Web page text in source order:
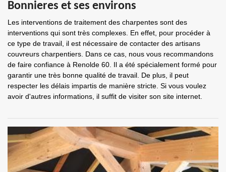
Bonnieres et ses environs
Les interventions de traitement des charpentes sont des
interventions qui sont très complexes. En effet, pour procéder à
ce type de travail, il est nécessaire de contacter des artisans
couvreurs charpentiers. Dans ce cas, nous vous recommandons
de faire confiance à Renolde 60. Il a été spécialement formé pour
garantir une très bonne qualité de travail. De plus, il peut
respecter les délais impartis de manière stricte. Si vous voulez
avoir d'autres informations, il suffit de visiter son site internet.